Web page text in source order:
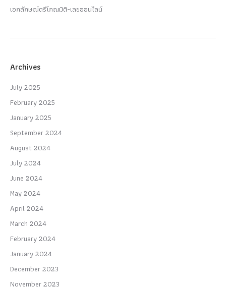
เอกลักษณ์ตรีโกณมิติ-เลขออนไลน์
Archives
July 2025
February 2025
January 2025
September 2024
August 2024
July 2024
June 2024
May 2024
April 2024
March 2024
February 2024
January 2024
December 2023
November 2023